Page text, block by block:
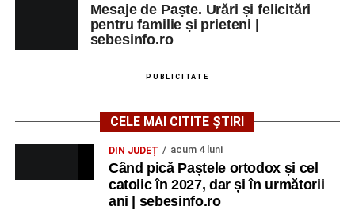
Mesaje de Paște. Urări și felicitări
pentru familie și prieteni |
sebesinfo.ro
PUBLICITATE
CELE MAI CITITE ȘTIRI
DIN JUDEȚ acum 4 luni
Când pică Paștele ortodox și cel
catolic în 2027, dar și în următorii
ani | sebesinfo.ro